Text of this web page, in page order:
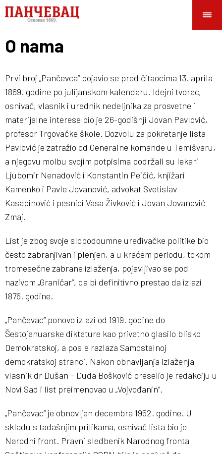
O nama
Prvi broj „Pančevca” pojavio se pred čitaocima 13. aprila
1869. godine po julijanskom kalendaru. Idejni tvorac,
osnivač, vlasnik i urednik nedeljnika za prosvetne i
materijalne interese bio je 26-godišnji Jovan Pavlović,
profesor Trgovačke škole. Dozvolu za pokretanje lista
Pavlović je zatražio od Generalne komande u Temišvaru,
a njegovu molbu svojim potpisima podržali su lekari
Ljubomir Nenadović i Konstantin Peičić, knjižari
Kamenko i Pavle Jovanović, advokat Svetislav
Kasapinović i pesnici Vasa Živković i Jovan Jovanović
Zmaj.
List je zbog svoje slobodoumne uređivačke politike bio
često zabranjivan i plenjen, a u kraćem periodu, tokom
tromesečne zabrane izlaženja, pojavljivao se pod
nazivom „Graničar”, da bi definitivno prestao da izlazi
1876. godine.
„Pančevac” ponovo izlazi od 1919. godine do
Šestojanuarske diktature kao privatno glasilo blisko
Demokratskoj, a posle razlaza Samostalnoj
demokratskoj stranci. Nakon obnavljanja izlaženja
vlasnik dr Dušan – Duda Bošković preselio je redakciju u
Novi Sad i list preimenovao u „Vojvođanin”.
„Pančevac” je obnovljen decembra 1952. godine. U
skladu s tadašnjim prilikama, osnivač lista bio je
Narodni front. Pravni sledbenik Narodnog fronta